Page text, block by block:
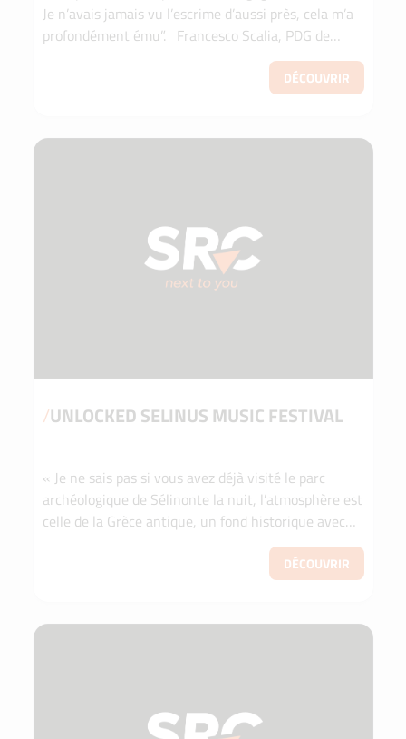
Je n’avais jamais vu l’escrime d’aussi près, cela m’a
profondément ému”. Francesco Scalia, PDG de
SicilyRent Car Notre Palerme a été choisie cet...
DÉCOUVRIR
/UNLOCKED SELINUS MUSIC FESTIVAL
« Je ne sais pas si vous avez déjà visité le parc
archéologique de Sélinonte la nuit, l’atmosphère est
celle de la Grèce antique, un fond historique avec
un cadre plein de bonne musique est une émoti...
DÉCOUVRIR